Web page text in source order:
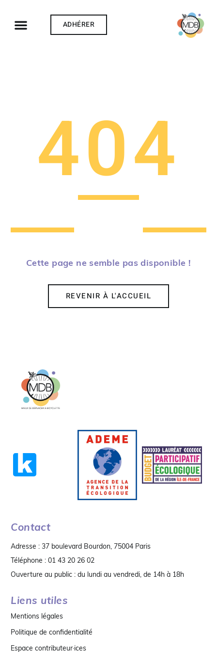
ADHÉRER
404
Cette page ne semble pas disponible !
REVENIR À L'ACCUEIL
Contact
Adresse : 37 boulevard Bourdon, 75004 Paris
Téléphone : 01 43 20 26 02
Ouverture au public : du lundi au vendredi, de 14h à 18h
Liens utiles
Mentions légales
Politique de confidentialité
Espace contributeur·ices